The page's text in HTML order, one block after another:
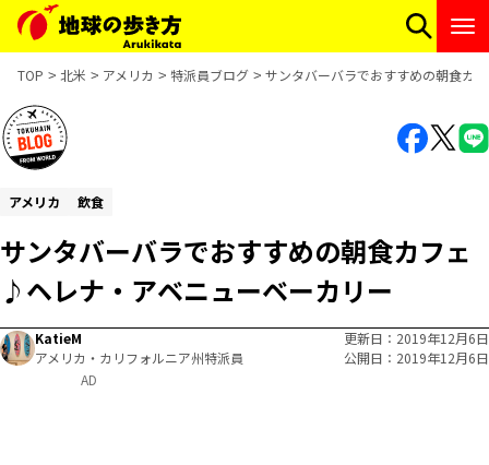
TOP 北米 アメリカ 特派員ブログ サンタバーバラでおすすめの朝食カ
アメリカ 飲食
サンタバーバラでおすすめの朝食カフェ
♪ヘレナ・アベニューベーカリー
KatieM
アメリカ・カリフォルニア州特派員
更新日
2019年12月6日
公開日
2019年12月6日
AD